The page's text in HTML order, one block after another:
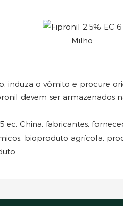
Milho
induza o vômito e procure
devem ser armazenados
ec, China, fabricantes,
bioproduto agrícola,